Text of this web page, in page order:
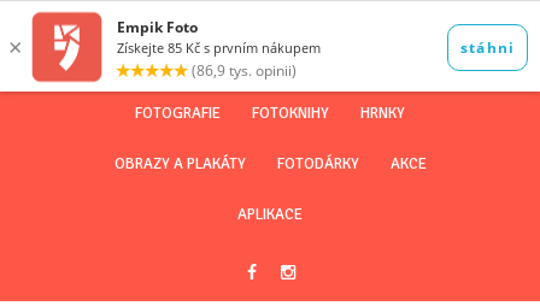
FOTOGRAFIE FOTOKNIHY HRNKY
OBRAZY A PLAKÁTY FOTODÁRKY AKCE
APLIKACE